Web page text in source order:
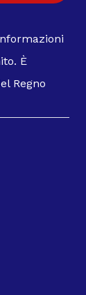
È
Regno